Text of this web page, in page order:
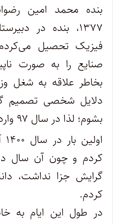
بنده محمد امین
۱۳۷۷، بنده در
فیزیک تحصیل
صنایع را به صورت
بخاطر علاقه به شغل
دلایل شخصی تصمیم
بشوم؛ لذا در سال ۹۷ وارد رشته حقوق شدم.
کردم و چون آن سال
گرایش جزا نداشت،
کردم.
در طول این ایام به